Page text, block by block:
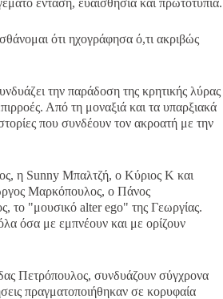
ότι ηχογράφησα ό,τι ακριβώς
την παράδοση της κρητικής λύρας
Από τη μοναξιά και τα υπαρξιακά
που συνδέουν τον ακροατή με την
η Sunny Μπαλτζή, ο Κύριος Κ και
Μαρκόπουλος, ο Πάνος
το "μουσικό alter ego" της Γεωργίας.
όσα με εμπνέουν και με ορίζουν
Πετρόπουλος, συνδυάζουν σύγχρονα
πραγματοποιήθηκαν σε κορυφαία